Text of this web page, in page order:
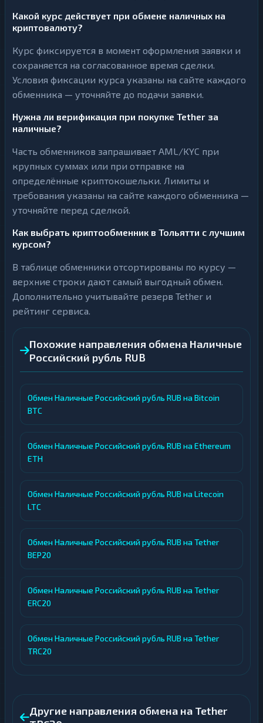
Какой курс действует при обмене наличных на
криптовалюту?
Курс фиксируется в момент оформления заявки и
сохраняется на согласованное время сделки.
Условия фиксации курса указаны на сайте каждого
обменника — уточняйте до подачи заявки.
Нужна ли верификация при покупке Tether за
наличные?
Часть обменников запрашивает AML/KYC при
крупных суммах или при отправке на
определённые криптокошельки. Лимиты и
требования указаны на сайте каждого обменника —
уточняйте перед сделкой.
Как выбрать криптообменник в Тольятти с лучшим
курсом?
В таблице обменники отсортированы по курсу —
верхние строки дают самый выгодный обмен.
Дополнительно учитывайте резерв Tether и
рейтинг сервиса.
Похожие направления обмена Наличные
Российский рубль RUB
Обмен Наличные Российский рубль RUB на Bitcoin
BTC
Обмен Наличные Российский рубль RUB на Ethereum
ETH
Обмен Наличные Российский рубль RUB на Litecoin
LTC
Обмен Наличные Российский рубль RUB на Tether
BEP20
Обмен Наличные Российский рубль RUB на Tether
ERC20
Обмен Наличные Российский рубль RUB на Tether
TRC20
Другие направления обмена на Tether